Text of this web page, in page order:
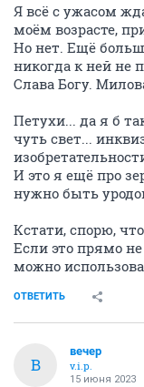
Я всё с ужасом
моём возрасте,
Но нет. Ещё
никогда к ней не
Слава Богу.
Петухи... да я б
чуть свет...
И это я ещё про
нужно быть
Кстати, спорю,
Если это прямо
можно
ОТВЕТИТЬ
В
вечер
v.i.p.
15 июня 2023